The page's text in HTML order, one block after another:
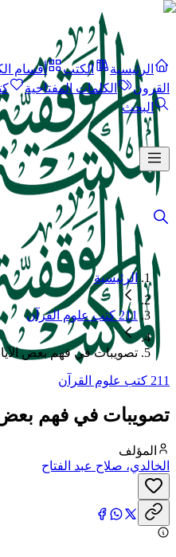
الرئيسية الكتب أقسام
القرون
الكلمات المفتاحية
البحث
الرئيسية
211 كتب علوم القرآن
تصويبات في فهم بعض
211 كتب علوم القرآن
تصويبات في فهم بعض
المؤلف
الخالدي، صلاح عبد الفتاح